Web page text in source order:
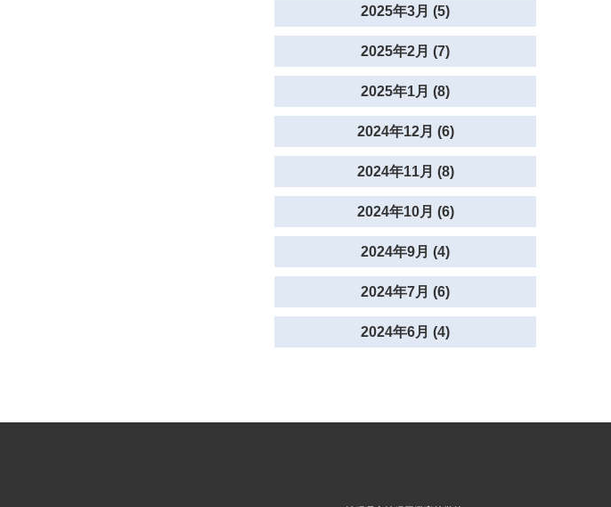
2025年3月 (5)
2025年2月 (7)
2025年1月 (8)
2024年12月 (6)
2024年11月 (8)
2024年10月 (6)
2024年9月 (4)
2024年7月 (6)
2024年6月 (4)